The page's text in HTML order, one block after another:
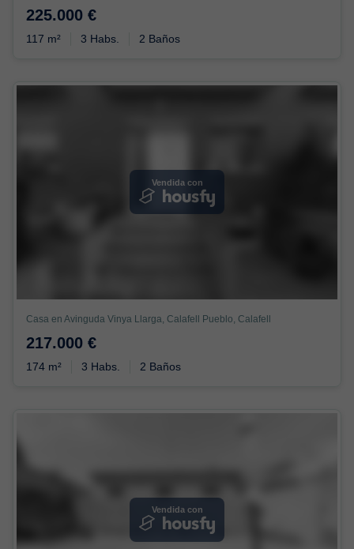
225.000 €
117 m² 3 Habs. 2 Baños
Vendida con
Casa en Avinguda Vinya Llarga, Calafell Pueblo, Calafell
217.000 €
174 m² 3 Habs. 2 Baños
Vendida con